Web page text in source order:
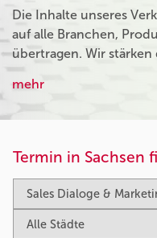
Die Inhalte unseres
auf alle Branchen,
übertragen. Wir
mehr
Termin in Sachsen